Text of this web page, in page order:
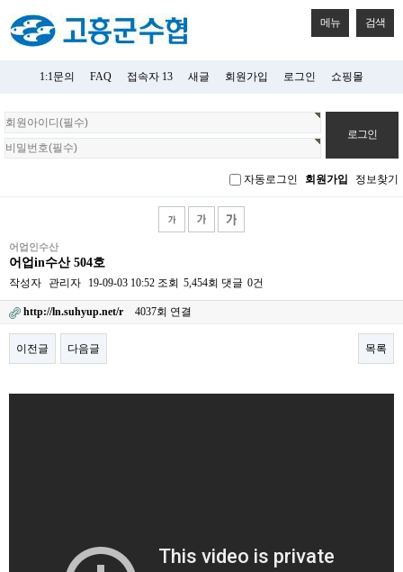
메뉴 검색
1:1문의 FAQ 접속자 13 새글 회원가입 로그인 쇼핑몰
회
원
로
자동로그인 회원가입 정보찾기
어업인수산
어업in수산 504호
작성자 관리자 19-09-03 10:52 조회 5,454회 댓글 0건
http://ln.suhyup.net/r 4037회 연결
이전글 다음글 목록
본문